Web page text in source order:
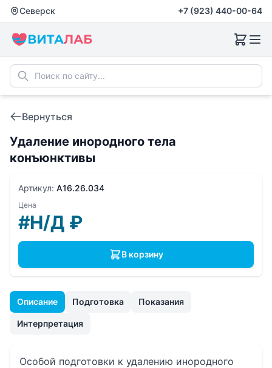
Северск +7 (923) 440-00-64
Вернуться
Удаление инородного тела
конъюнктивы
Описание Подготовка Показания
Интерпретация
Особой подготовки к удалению инородного
Артикул: A16.26.034
Цена
#Н/Д ₽
В корзину